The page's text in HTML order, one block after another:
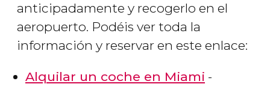
anticipadamente y recogerlo en el
aeropuerto. Podéis ver toda la
información y reservar en este enlace:
Alquilar un coche en Miami -